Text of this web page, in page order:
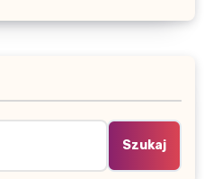
Szukaj